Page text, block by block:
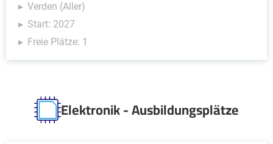
Verden (Aller)
Start: 2027
Freie Plätze: 1
Elektronik - Ausbildungsplätze